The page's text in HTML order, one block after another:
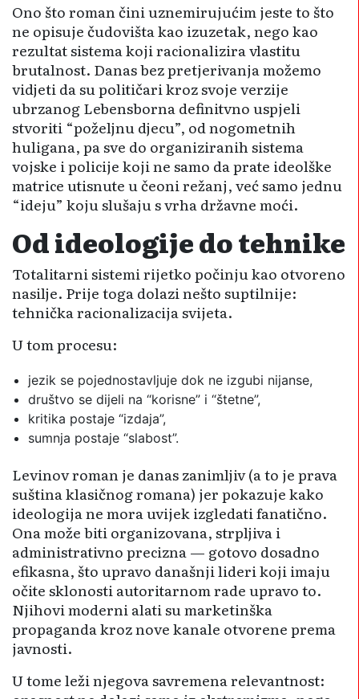
Ono što roman čini uznemirujućim jeste to što
ne opisuje čudovišta kao izuzetak, nego kao
rezultat sistema koji racionalizira vlastitu
brutalnost. Danas bez pretjerivanja možemo
vidjeti da su političari kroz svoje verzije
ubrzanog Lebensborna definitvno uspjeli
stvoriti “poželjnu djecu”, od nogometnih
huligana, pa sve do organiziranih sistema
vojske i policije koji ne samo da prate ideolške
matrice utisnute u čeoni režanj, već samo jednu
“ideju” koju slušaju s vrha državne moći.
Od ideologije do tehnike
Totalitarni sistemi rijetko počinju kao otvoreno
nasilje. Prije toga dolazi nešto suptilnije:
tehnička racionalizacija svijeta.
U tom procesu:
jezik se pojednostavljuje dok ne izgubi nijanse,
društvo se dijeli na “korisne” i “štetne”,
kritika postaje “izdaja”,
sumnja postaje “slabost”.
Levinov roman je danas zanimljiv (a to je prava
suština klasičnog romana) jer pokazuje kako
ideologija ne mora uvijek izgledati fanatično.
Ona može biti organizovana, strpljiva i
administrativno precizna — gotovo dosadno
efikasna, što upravo današnji lideri koji imaju
očite sklonosti autoritarnom rade upravo to.
Njihovi moderni alati su marketinška
propaganda kroz nove kanale otvorene prema
javnosti.
U tome leži njegova savremena relevantnost: